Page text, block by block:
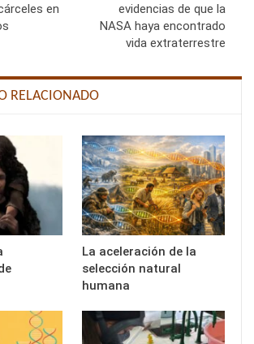
en
evidencias de que la
NASA haya encontrado
vida extraterrestre
RELACIONADO
La aceleración de la
selección natural
humana